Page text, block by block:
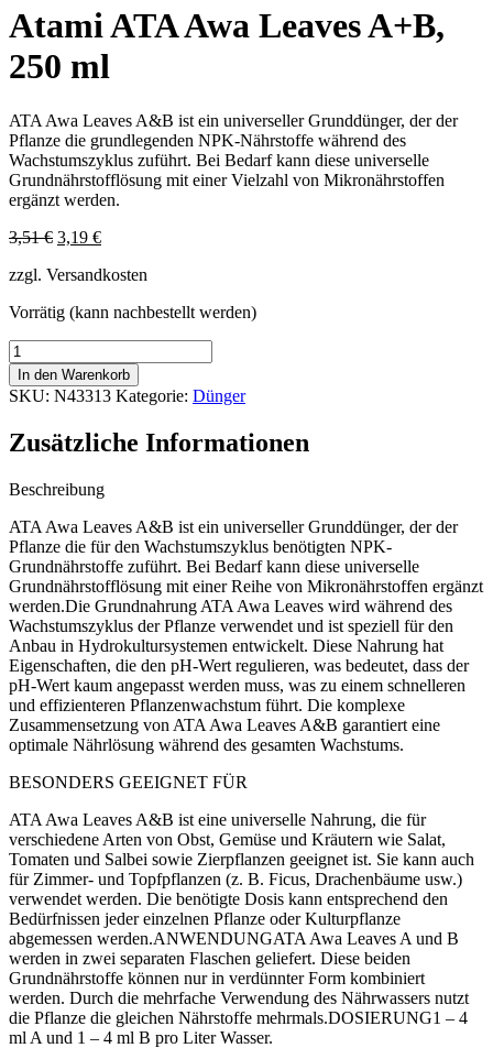
Atami ATA Awa Leaves A+B,
250 ml
ATA Awa Leaves A&B ist ein universeller Grunddünger, der der
Pflanze die grundlegenden NPK-Nährstoffe während des
Wachstumszyklus zuführt. Bei Bedarf kann diese universelle
Grundnährstofflösung mit einer Vielzahl von Mikronährstoffen
ergänzt werden.
3,51€ Ursprünglicher
war:
3,19 €Aktueller
ist:
zzgl. Versandkosten
Vorrätig (kann nachbestellt werden)
Atami
ATA
Awa
Leaves
250
Menge
In den Warenkorb
SKU: N43313 Kategorie: Dünger
Zusätzliche Informationen
Beschreibung
ATA Awa Leaves A&B ist ein universeller Grunddünger, der der
Pflanze die für den Wachstumszyklus benötigten NPK-
Grundnährstoffe zuführt. Bei Bedarf kann diese universelle
Grundnährstofflösung mit einer Reihe von Mikronährstoffen ergänzt
werden.Die Grundnahrung ATA Awa Leaves wird während des
Wachstumszyklus der Pflanze verwendet und ist speziell für den
Anbau in Hydrokultursystemen entwickelt. Diese Nahrung hat
Eigenschaften, die den pH-Wert regulieren, was bedeutet, dass der
pH-Wert kaum angepasst werden muss, was zu einem schnelleren
und effizienteren Pflanzenwachstum führt. Die komplexe
Zusammensetzung von ATA Awa Leaves A&B garantiert eine
optimale Nährlösung während des gesamten Wachstums.
BESONDERS GEEIGNET FÜR
ATA Awa Leaves A&B ist eine universelle Nahrung, die für
verschiedene Arten von Obst, Gemüse und Kräutern wie Salat,
Tomaten und Salbei sowie Zierpflanzen geeignet ist. Sie kann auch
für Zimmer- und Topfpflanzen (z. B. Ficus, Drachenbäume usw.)
verwendet werden. Die benötigte Dosis kann entsprechend den
Bedürfnissen jeder einzelnen Pflanze oder Kulturpflanze
abgemessen werden.ANWENDUNGATA Awa Leaves A und B
werden in zwei separaten Flaschen geliefert. Diese beiden
Grundnährstoffe können nur in verdünnter Form kombiniert
werden. Durch die mehrfache Verwendung des Nährwassers nutzt
die Pflanze die gleichen Nährstoffe mehrmals.DOSIERUNG1 – 4
ml A und 1 – 4 ml B pro Liter Wasser.